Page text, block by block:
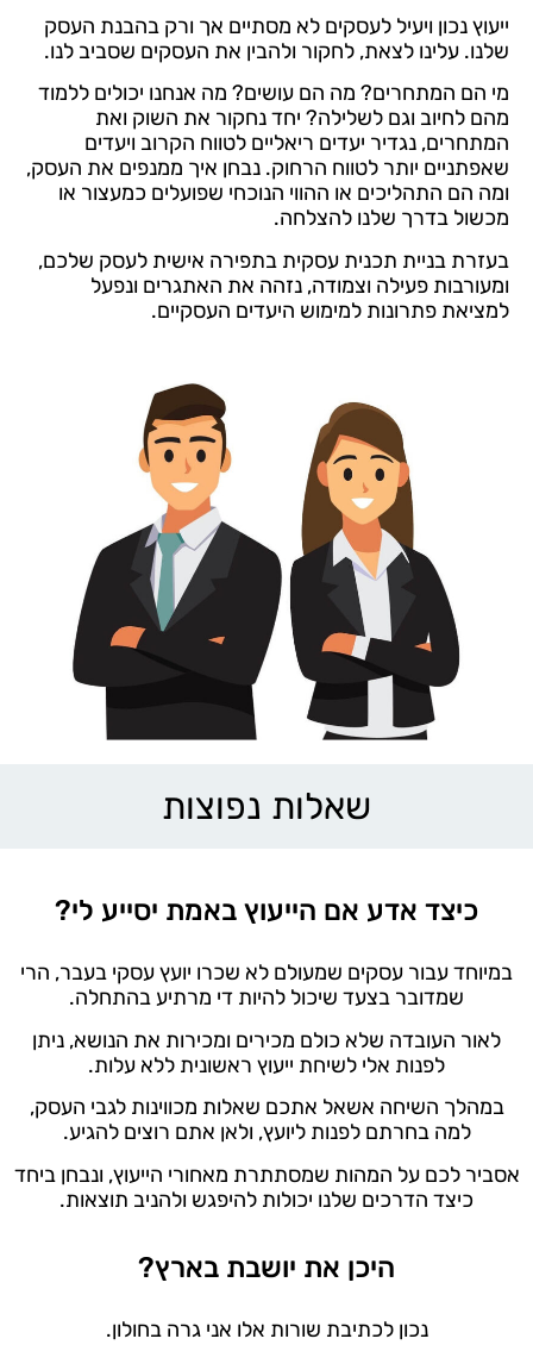
ייעוץ נכון ויעיל לעסקים לא מסתיים אך ורק בהבנת העסק
שלנו. עלינו לצאת, לחקור ולהבין את העסקים שסביב לנו.
מי הם המתחרים? מה הם עושים? מה אנחנו יכולים ללמוד
מהם לחיוב וגם לשלילה? יחד נחקור את השוק ואת
המתחרים, נגדיר יעדים ריאליים לטווח הקרוב ויעדים
שאפתניים יותר לטווח הרחוק. נבחן איך ממנפים את העסק,
ומה הם התהליכים או ההווי הנוכחי שפועלים כמעצור או
מכשול בדרך שלנו להצלחה.
בעזרת בניית תכנית עסקית בתפירה אישית לעסק שלכם,
ומעורבות פעילה וצמודה, נזהה את האתגרים ונפעל
למציאת פתרונות למימוש היעדים העסקיים.
שאלות נפוצות
כיצד אדע אם הייעוץ באמת יסייע לי?
במיוחד עבור עסקים שמעולם לא שכרו יועץ עסקי בעבר, הרי
שמדובר בצעד שיכול להיות די מרתיע בהתחלה.
לאור העובדה שלא כולם מכירים ומכירות את הנושא, ניתן
לפנות אלי לשיחת ייעוץ ראשונית ללא עלות.
במהלך השיחה אשאל אתכם שאלות מכווינות לגבי העסק,
למה בחרתם לפנות ליועץ, ולאן אתם רוצים להגיע.
אסביר לכם על המהות שמסתתרת מאחורי הייעוץ, ונבחן ביחד
כיצד הדרכים שלנו יכולות להיפגש ולהניב תוצאות.
היכן את יושבת בארץ?
נכון לכתיבת שורות אלו אני גרה בחולון.